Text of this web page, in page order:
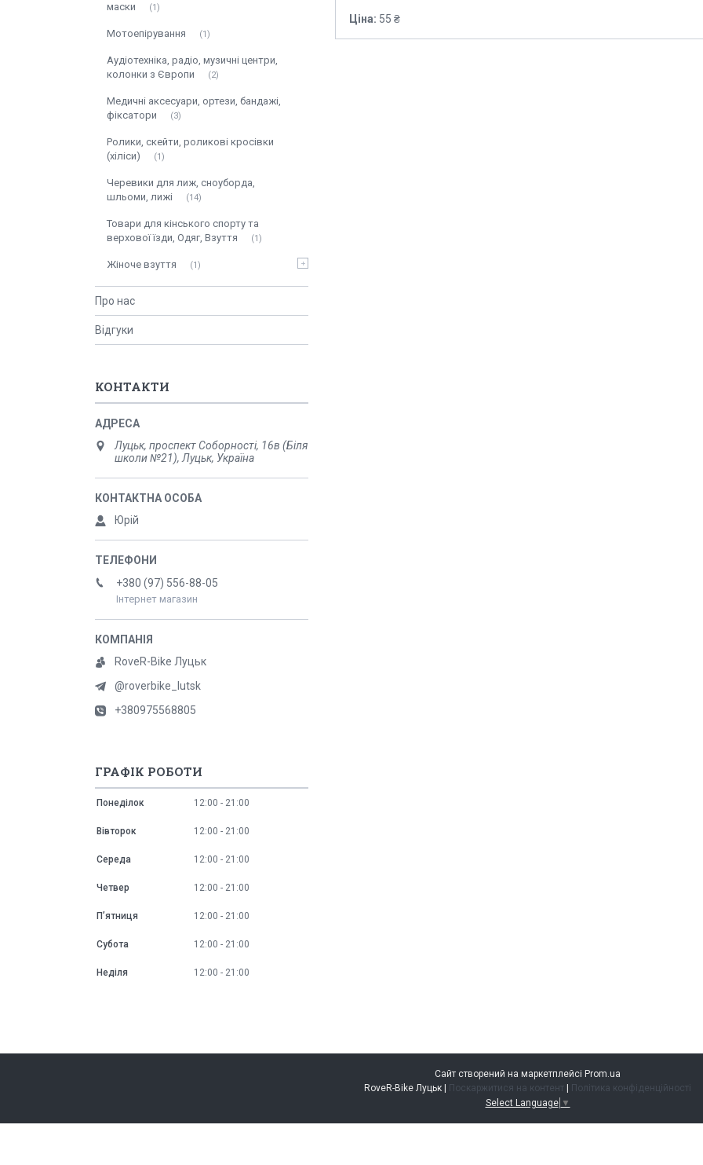
Ціна: 55 ₴
маски
1
Мотоепірування 1
Аудіотехніка, радіо, музичні центри,
колонки з Європи
2
Медичні аксесуари, ортези, бандажі,
фіксатори
3
Ролики, скейти, роликові кросівки
(хіліси)
1
Черевики для лиж, сноуборда,
шльоми, лижі
14
Товари для кінського спорту та
верхової їзди, Одяг, Взуття
1
Жіноче взуття 1
Про нас
Відгуки
КОНТАКТИ
Луцьк, проспект Соборності, 16в (Біля
школи №21), Луцьк, Україна
Юрій
+380 (97) 556-88-05
Інтернет магазин
RoveR-Bike Луцьк
@roverbike_lutsk
+380975568805
ГРАФІК РОБОТИ
Понеділок 12:00 21:00
Вівторок 12:00 21:00
Середа 12:00 21:00
Четвер 12:00 21:00
Пʼятниця 12:00 21:00
Субота 12:00 21:00
Неділя 12:00 21:00
Сайт створений на маркетплейсі Prom.ua
Поскаржитися на контент
Політика конфіденційності
Select Language ▼